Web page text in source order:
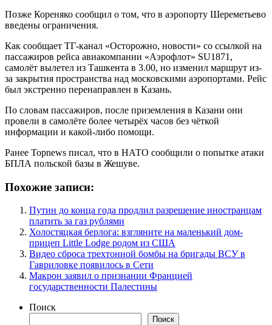
Позже Кореняко сообщил о том, что в аэропорту Шереметьево
введены ограничения.
Как сообщает TГ-канал «Осторожно, новости» со ссылкой на
пассажиров рейса авиакомпании «Аэрофлот» SU1871,
самолёт вылетел из Ташкента в 3.00, но изменил маршрут из-
за закрытия пространства над московскими аэропортами. Рейс
был экстренно перенаправлен в Казань.
По словам пассажиров, после приземления в Казани они
провели в самолёте более четырёх часов без чёткой
информации и какой-либо помощи.
Ранее Topnews писал, что в НАТО сообщили о попытке атаки
БПЛА польской базы в Жешуве.
Похожие записи:
Путин до конца года продлил разрешение иностранцам
платить за газ рублями
Холостяцкая берлога: взгляните на маленький дом-
прицеп Little Lodge родом из США
Видео сброса трехтонной бомбы на бригады ВСУ в
Гавриловке появилось в Сети
Макрон заявил о признании Францией
государственности Палестины
Поиск
Поиск